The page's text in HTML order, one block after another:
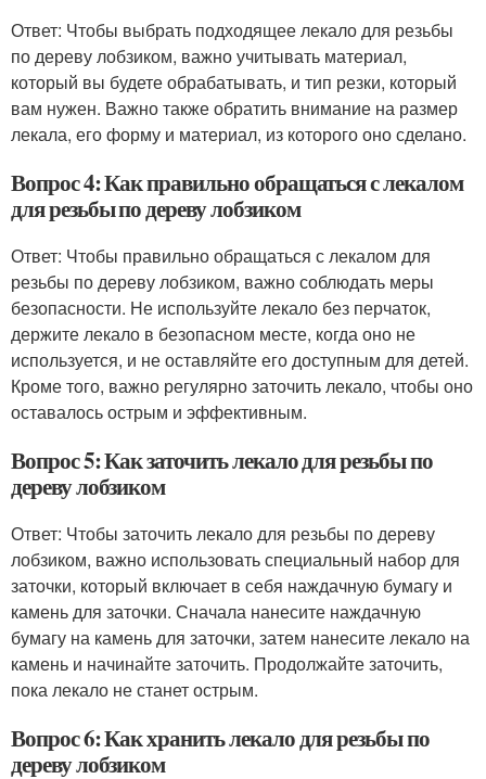
Ответ: Чтобы выбрать подходящее лекало для резьбы
по дереву лобзиком, важно учитывать материал,
который вы будете обрабатывать, и тип резки, который
вам нужен. Важно также обратить внимание на размер
лекала, его форму и материал, из которого оно сделано.
Вопрос 4: Как правильно обращаться с лекалом
для резьбы по дереву лобзиком
Ответ: Чтобы правильно обращаться с лекалом для
резьбы по дереву лобзиком, важно соблюдать меры
безопасности. Не используйте лекало без перчаток,
держите лекало в безопасном месте, когда оно не
используется, и не оставляйте его доступным для детей.
Кроме того, важно регулярно заточить лекало, чтобы оно
оставалось острым и эффективным.
Вопрос 5: Как заточить лекало для резьбы по
дереву лобзиком
Ответ: Чтобы заточить лекало для резьбы по дереву
лобзиком, важно использовать специальный набор для
заточки, который включает в себя наждачную бумагу и
камень для заточки. Сначала нанесите наждачную
бумагу на камень для заточки, затем нанесите лекало на
камень и начинайте заточить. Продолжайте заточить,
пока лекало не станет острым.
Вопрос 6: Как хранить лекало для резьбы по
дереву лобзиком